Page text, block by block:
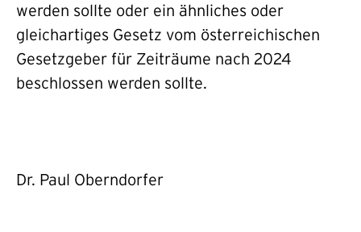
werden sollte oder ein ähnliches oder
gleichartiges Gesetz vom österreichischen
Gesetzgeber für Zeiträume nach 2024
beschlossen werden sollte.
Dr. Paul Oberndorfer